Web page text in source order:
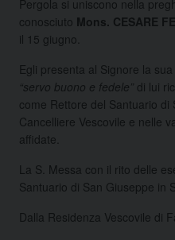
Pergola si uniscono nella
conosciuto Mons. CESARE
il 15 giugno.
Egli presenta al Signore la
“servo buono e fedele” di lui
come Rettore del Santuario
Cancelliere Vescovile e nelle
affidate.
La S. Messa con il rito delle
Santuario di San Giuseppe in
Dalla Residenza Vescovile di